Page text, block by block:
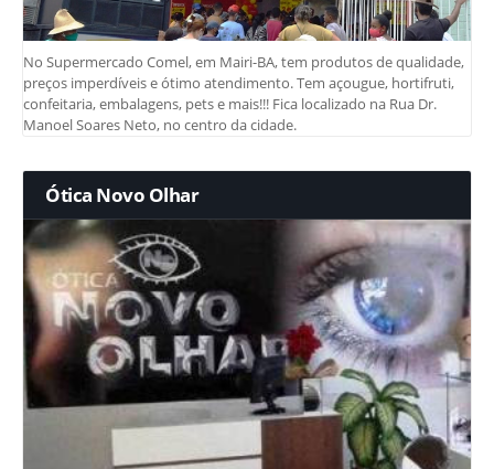
No Supermercado Comel, em Mairi-BA, tem produtos de qualidade,
preços imperdíveis e ótimo atendimento. Tem açougue, hortifruti,
confeitaria, embalagens, pets e mais!!! Fica localizado na Rua Dr.
Manoel Soares Neto, no centro da cidade.
Ótica Novo Olhar